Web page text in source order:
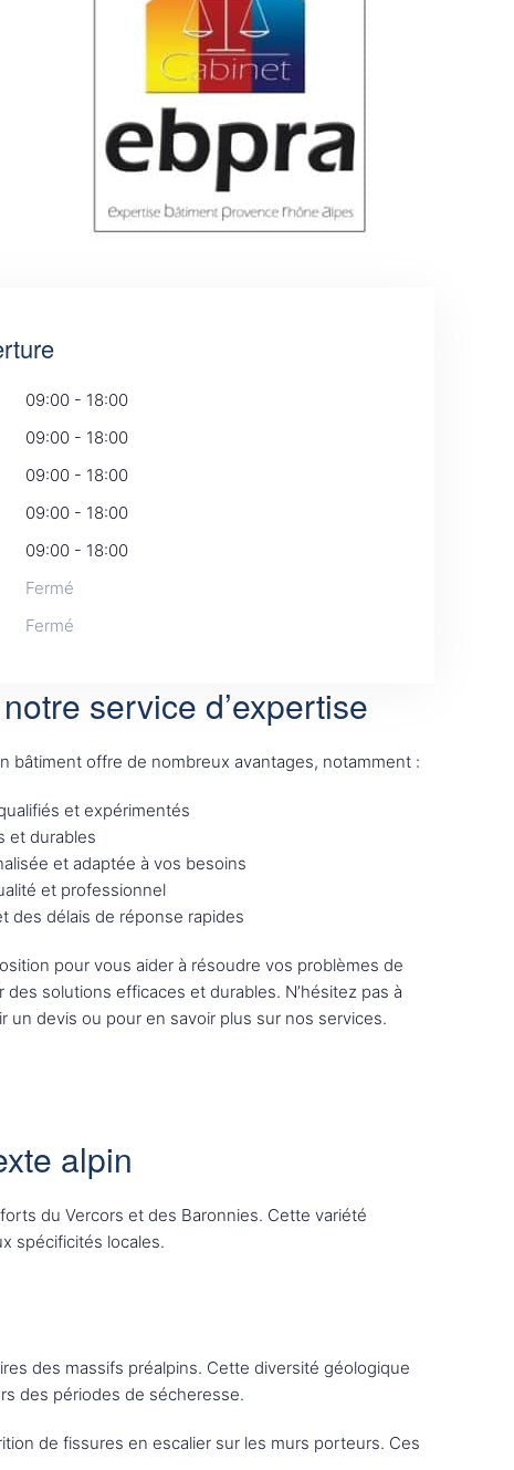
09:00 - 18:00
09:00 - 18:00
09:00 - 18:00
09:00 - 18:00
09:00 - 18:00
Fermé
Fermé
service d’expertise
bâtiment offre de nombreux avantages, notamment :
et expérimentés
et durables
et adaptée à vos besoins
et professionnel
des délais de réponse rapides
pour vous aider à résoudre vos problèmes de
solutions efficaces et durables. N’hésitez pas à
un devis ou pour en savoir plus sur nos services.
alpin
du Vercors et des Baronnies. Cette variété
spécificités locales.
des massifs préalpins. Cette diversité géologique
des périodes de sécheresse.
de fissures en escalier sur les murs porteurs. Ces